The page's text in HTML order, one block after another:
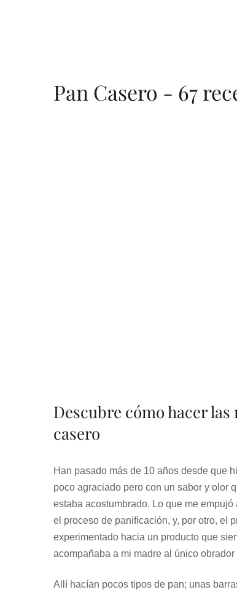
Pan Casero - 67
Descubre cómo hacer
casero
Han pasado más de 10 años desde que
poco agraciado pero con un sabor y olor
estaba acostumbrado. Lo que me
el proceso de panificación, y, por otro, el
experimentado hacia un producto que
acompañaba a mi madre al único
Allí hacían pocos tipos de pan; unas